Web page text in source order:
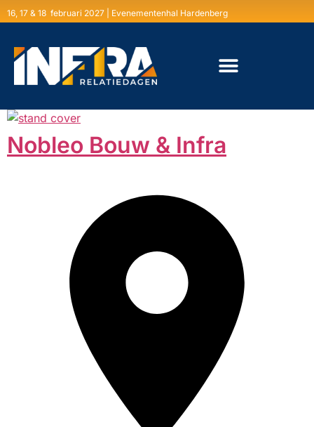
16, 17 & 18 februari 2027 | Evenementenhal Hardenberg
Nobleo Bouw & Infra